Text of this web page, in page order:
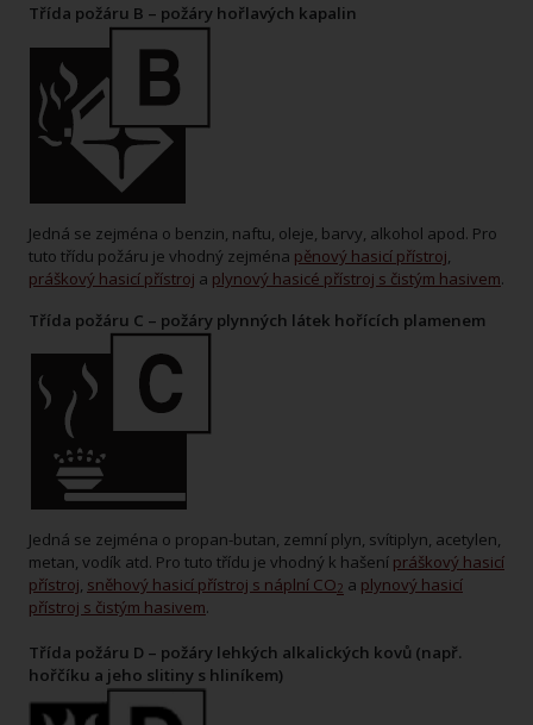
Třída požáru B – požáry hořlavých kapalin
Jedná se zejména o benzin, naftu, oleje, barvy, alkohol apod. Pro
tuto třídu požáru je vhodný zejména pěnový hasicí přístroj,
práškový hasicí přístroj a plynový hasicé přístroj s čistým hasivem.
Třída požáru C – požáry plynných látek hořících plamenem
Jedná se zejména o propan-butan, zemní plyn, svítiplyn, acetylen,
metan, vodík atd. Pro tuto třídu je vhodný k hašení práškový hasicí
přístroj, sněhový hasicí přístroj s náplní CO2 a plynový hasicí
přístroj s čistým hasivem.
Třída požáru D – požáry lehkých alkalických kovů (např.
hořčíku a jeho slitiny s hliníkem)